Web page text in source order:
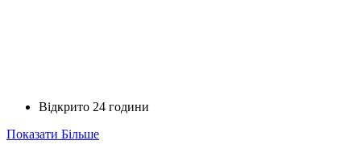
Відкрито 24 години
Показати Більше